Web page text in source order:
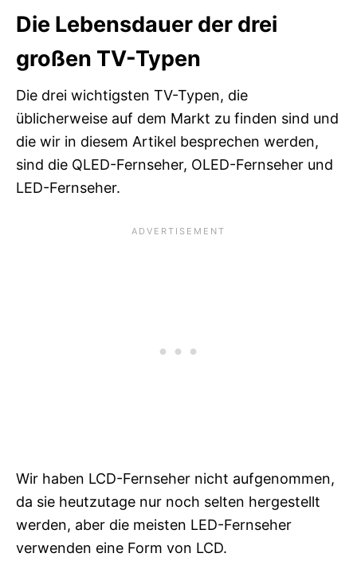
Die Lebensdauer der drei
großen TV-Typen
Die drei wichtigsten TV-Typen, die
üblicherweise auf dem Markt zu finden sind und
die wir in diesem Artikel besprechen werden,
sind die QLED-Fernseher, OLED-Fernseher und
LED-Fernseher.
Wir haben LCD-Fernseher nicht aufgenommen,
da sie heutzutage nur noch selten hergestellt
werden, aber die meisten LED-Fernseher
verwenden eine Form von LCD.